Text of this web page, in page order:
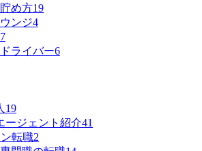
め方19
ンジ4
ライバー6
19
ージェント紹介41
転職2